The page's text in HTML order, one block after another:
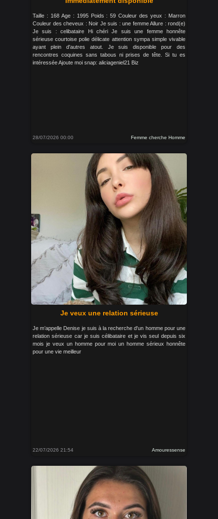
Taille : 168 Age : 1995 Poids : 59 Couleur des yeux : Marron
Couleur des cheveux : Noir Je suis : une femme Allure : rond(e)
Je suis : celibataire Hi chéri Je suis une femme honnête
sérieuse courtoise polie délicate attention sympa simple vivable
ayant plein d'autres atout. Je suis disponible pour des
rencontres coquines sans tabous ni prises de tête. Si tu es
intéressée Ajoute moi snap: aliciageniel21 Biz
28/07/2026 00:00 Femme cherche Homme
Je veux une relation sérieuse
Je m’appelle Denise je suis à la recherche d'un homme pour une
relation sérieuse car je suis célibataire et je vis seul depuis six
mois je veux un homme pour moi un homme sérieux honnête
pour une vie meilleur
22/07/2026 21:54 Amouressense